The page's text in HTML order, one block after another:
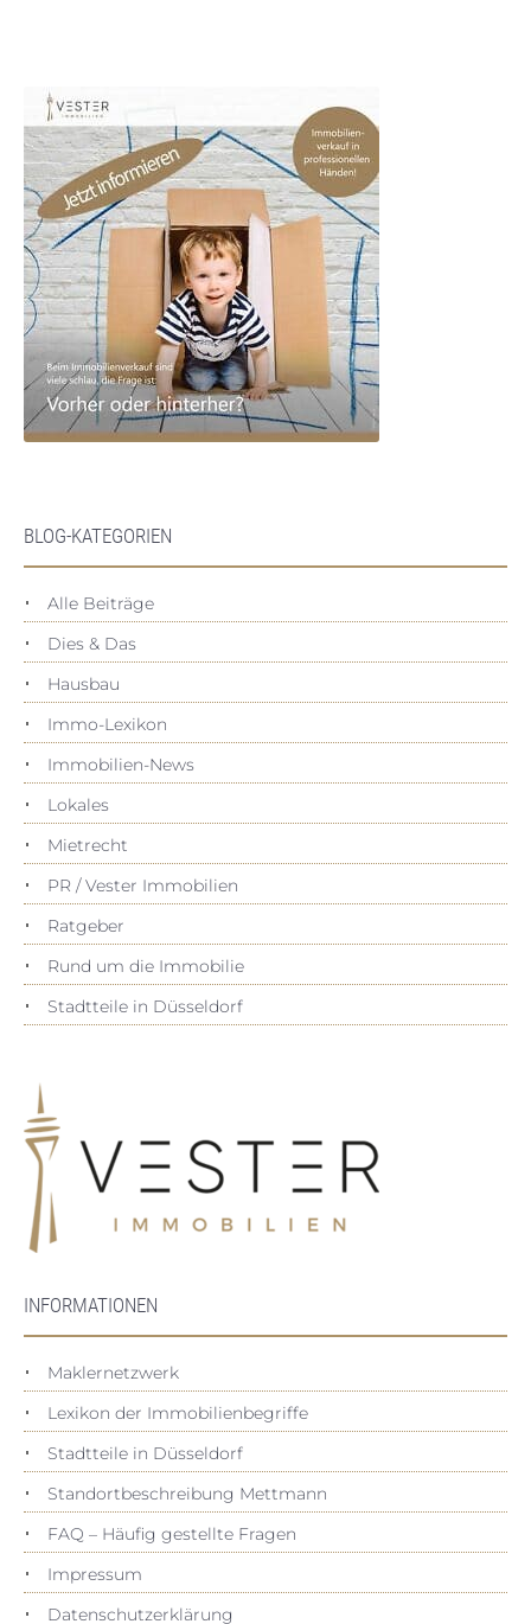
BLOG-KATEGORIEN
Alle Beiträge
Dies & Das
Hausbau
Immo-Lexikon
Immobilien-News
Lokales
Mietrecht
PR / Vester Immobilien
Ratgeber
Rund um die Immobilie
Stadtteile in Düsseldorf
INFORMATIONEN
Maklernetzwerk
Lexikon der Immobilienbegriffe
Stadtteile in Düsseldorf
Standortbeschreibung Mettmann
FAQ – Häufig gestellte Fragen
Impressum
Datenschutz­erklärung